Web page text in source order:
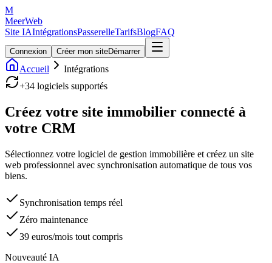
M
MeerWeb
Site IAIntégrationsPasserelleTarifsBlogFAQ
Connexion Créer mon siteDémarrer
Accueil
Intégrations
+34 logiciels supportés
Créez votre site immobilier connecté à
votre CRM
Sélectionnez votre logiciel de gestion immobilière et créez un site
web professionnel avec synchronisation automatique de tous vos
biens.
Synchronisation temps réel
Zéro maintenance
39 euros/mois tout compris
Nouveauté IA